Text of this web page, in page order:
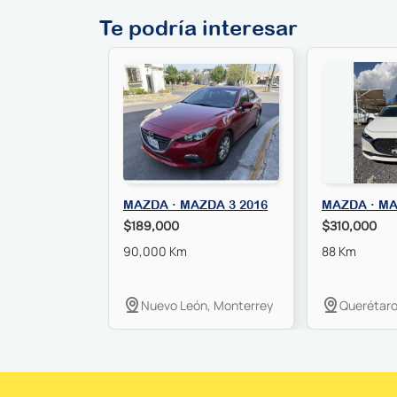
Te podría interesar
MAZDA · MAZDA 3 2016
$189,000
90,000 Km
Nuevo León, Monterrey
MAZDA ·
$310,000
88 Km